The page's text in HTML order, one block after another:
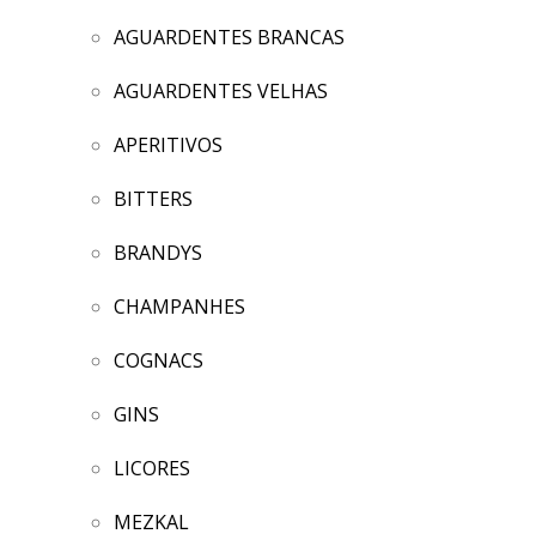
AGUARDENTES BRANCAS
AGUARDENTES VELHAS
APERITIVOS
BITTERS
BRANDYS
CHAMPANHES
COGNACS
GINS
LICORES
MEZKAL